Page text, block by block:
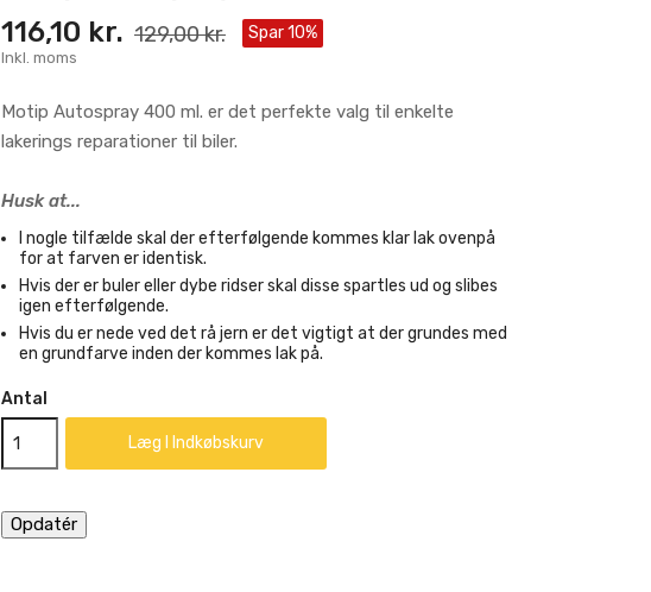
116,10 kr. 129,00 kr. Spar 10%
Inkl. moms
Motip Autospray 400 ml. er det perfekte valg til enkelte
lakerings reparationer til biler.
Husk at...
I nogle tilfælde skal der efterfølgende kommes klar lak ovenpå
for at farven er identisk.
Hvis der er buler eller dybe ridser skal disse spartles ud og slibes
igen efterfølgende.
Hvis du er nede ved det rå jern er det vigtigt at der grundes med
en grundfarve inden der kommes lak på.
Antal
Læg I Indkøbskurv